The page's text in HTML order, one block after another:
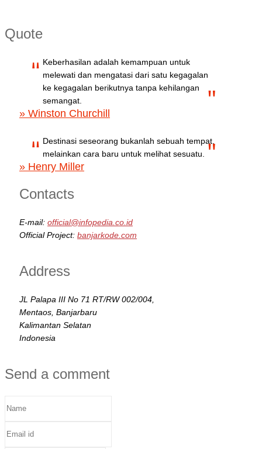
Quote
Keberhasilan adalah kemampuan untuk
melewati dan mengatasi dari satu kegagalan
ke kegagalan berikutnya tanpa kehilangan
semangat.
» Winston Churchill
Destinasi seseorang bukanlah sebuah tempat,
melainkan cara baru untuk melihat sesuatu.
» Henry Miller
Contacts
E-mail: official@infopedia.co.id
Official Project: banjarkode.com
Address
JL Palapa III No 71 RT/RW 002/004,
Mentaos, Banjarbaru
Kalimantan Selatan
Indonesia
Send a comment